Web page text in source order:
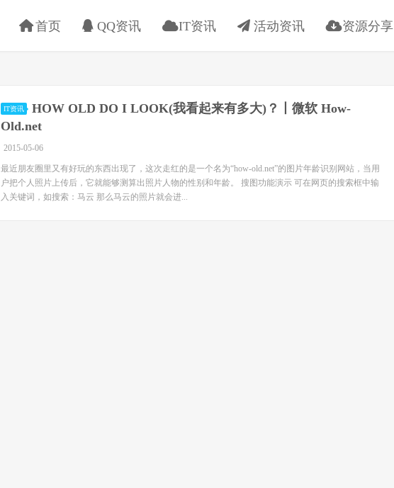
首页 QQ资讯 IT资讯 活动资讯 资源分享
IT资讯
HOW OLD DO I LOOK(我看起来有多大)？丨微软 How-
Old.net
2015-05-06
最近朋友圈里又有好玩的东西出现了，这次走红的是一个名为“how-old.net”的图片年龄识别网站，当用
户把个人照片上传后，它就能够测算出照片人物的性别和年龄。 搜图功能演示 可在网页的搜索框中输
入关键词，如搜索：马云 那么马云的照片就会进...